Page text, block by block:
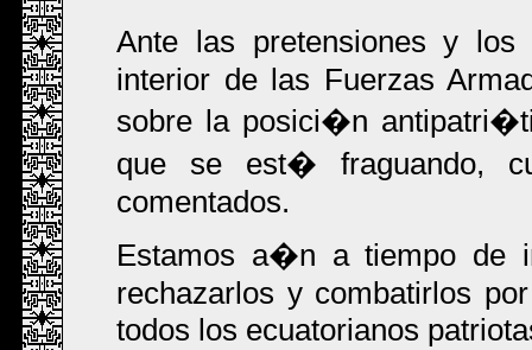
Ante las pretensiones y
interior de las Fuerzas
sobre la posici�n
que se est� fraguando,
comentados.
Estamos a�n a tiempo de
rechazarlos y combatirlos
todos los ecuatorianos